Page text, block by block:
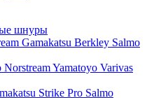
шнуры
Gamakatsu Berkley Salmo
NorstreamYamatoyo Varivas
Strike Pro Salmo